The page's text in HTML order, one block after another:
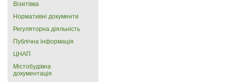
Візитівка
Нормативні документи
Регуляторна діяльність
Публічна інформація
ЦНАП
Містобудівна
документація